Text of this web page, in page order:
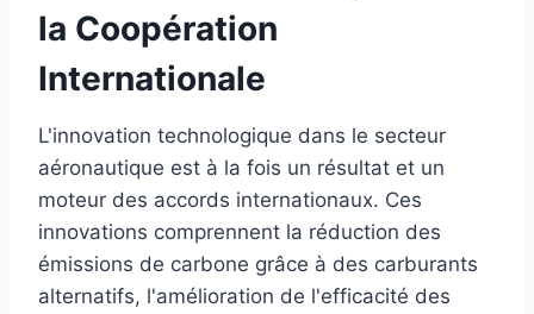
la Coopération
Internationale
L'innovation technologique dans le secteur
aéronautique est à la fois un résultat et un
moteur des accords internationaux. Ces
innovations comprennent la réduction des
émissions de carbone grâce à des carburants
alternatifs, l'amélioration de l'efficacité des